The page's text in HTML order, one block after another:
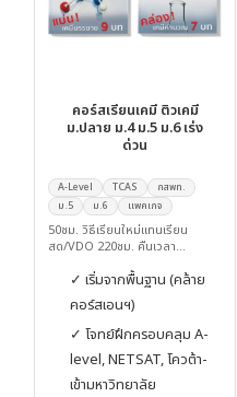
คอร์สเรียนเคมี ติวเคมี
ม.ปลาย ม.4 ม.5 ม.6 เร่ง
ด่วน
A-Level TCAS
กสพท.
ม.5
ม.6 แพคเกจ
50ชม. วิธีเรียนใหม่แทนเรียน
สด/VDO 220ชม. คืนเวลา
✓ เริ่มจากพื้นฐาน (คล้าย
คอร์สเอนฯ)
✓ โจทย์ฝึกครอบคลุม A-
level, NETSAT, โควต้า-
เข้ามหาวิทยาลัย